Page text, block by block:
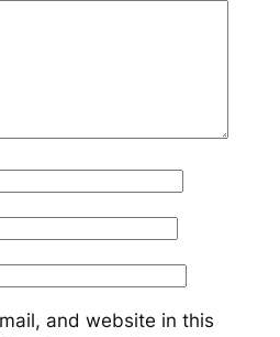
and website in this